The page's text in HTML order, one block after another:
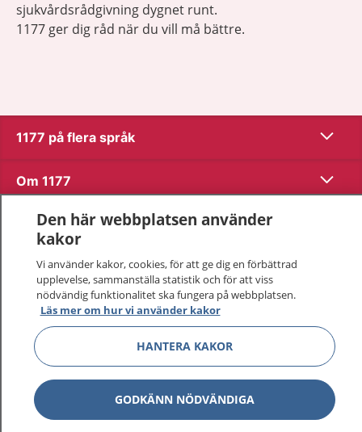
sjukvårdsrådgivning dygnet runt.
1177 ger dig råd när du vill må bättre.
1177 på flera språk Visa
Om 1177 Visa
Kontakt
Behandling av personuppgifter
Hantering av kakor
Inställningar för kakor
Den här webbplatsen använder
kakor
Vi använder kakor, cookies, för att ge dig en förbättrad
upplevelse, sammanställa statistik och för att viss
nödvändig funktionalitet ska fungera på webbplatsen.
Läs mer om hur vi använder kakor
HANTERA KAKOR
GODKÄNN NÖDVÄNDIGA